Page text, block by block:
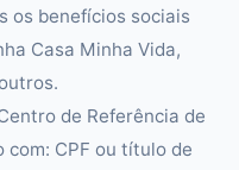
os benefícios sociais
Casa Minha Vida,
de Referência de
CPF ou título de